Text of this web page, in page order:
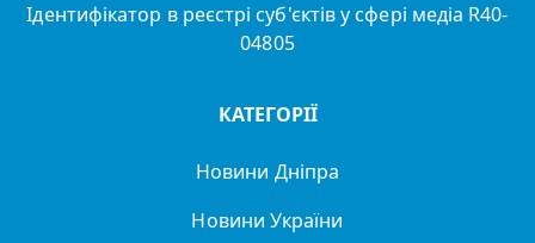
Ідентифікатор в реєстрі суб'єктів у сфері медіа R40-
04805
КАТЕГОРІЇ
Новини Дніпра
Новини України